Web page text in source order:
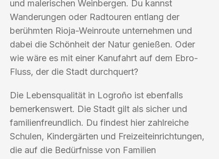
und malerischen Weinbergen. Du kannst
Wanderungen oder Radtouren entlang der
berühmten Rioja-Weinroute unternehmen und
dabei die Schönheit der Natur genießen. Oder
wie wäre es mit einer Kanufahrt auf dem Ebro-
Fluss, der die Stadt durchquert?
Die Lebensqualität in Logroño ist ebenfalls
bemerkenswert. Die Stadt gilt als sicher und
familienfreundlich. Du findest hier zahlreiche
Schulen, Kindergärten und Freizeiteinrichtungen,
die auf die Bedürfnisse von Familien